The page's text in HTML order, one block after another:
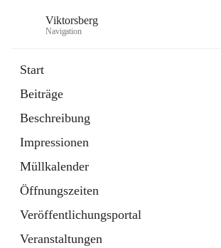
Viktorsberg
Navigation
Start
Beiträge
Beschreibung
Impressionen
Müllkalender
Öffnungszeiten
Veröffentlichungsportal
Veranstaltungen
1 Schnellzugriff
Bürgerservice
10 Schnellzugriffe